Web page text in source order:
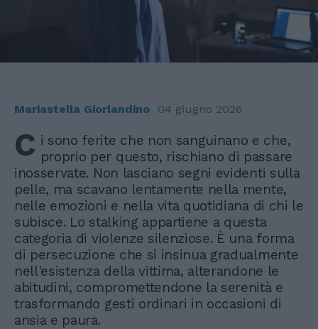
Mariastella Giorlandino 04 giugno 2026
C i sono ferite che non sanguinano e che,
proprio per questo, rischiano di passare
inosservate. Non lasciano segni evidenti sulla
pelle, ma scavano lentamente nella mente,
nelle emozioni e nella vita quotidiana di chi le
subisce. Lo stalking appartiene a questa
categoria di violenze silenziose. È una forma
di persecuzione che si insinua gradualmente
nell'esistenza della vittima, alterandone le
abitudini, compromettendone la serenità e
trasformando gesti ordinari in occasioni di
ansia e paura.